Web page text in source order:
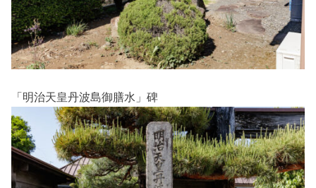
「明治天皇丹波島御膳水」碑